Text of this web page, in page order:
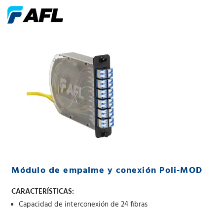
Módulo de empalme y conexión Poli-MOD
CARACTERÍSTICAS:
Capacidad de interconexión de 24 fibras